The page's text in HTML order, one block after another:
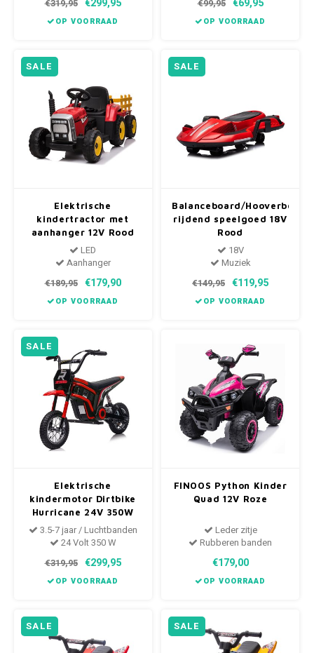
€319,95
OP VOORRAAD
€99,95
OP VOORRAAD
SALE
Elektrische
kindertractor met
aanhanger 12V Rood
LED
Aanhanger
€189,95 €179,90
OP VOORRAAD
SALE
Balanceboard/Hooverboard
rijdend speelgoed 18V
Rood
18V
Muziek
€149,95 €119,95
OP VOORRAAD
SALE
Elektrische
kindermotor Dirtbike
Hurricane 24V 350W
Rood
3.5-7 jaar / Luchtbanden
24 Volt 350 W
€319,95 €299,95
OP VOORRAAD
FINOOS Python Kinder
Quad 12V Roze
Leder zitje
Rubberen banden
€179,00
OP VOORRAAD
SALE SALE